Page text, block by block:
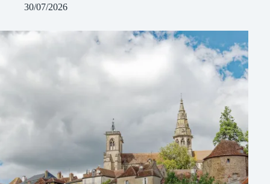
30/07/2026